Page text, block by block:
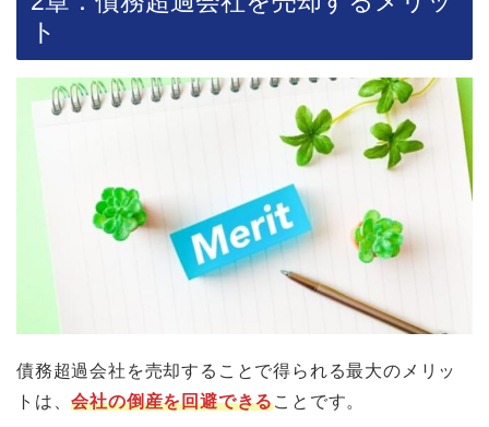
ト
債務超過会社を売却することで得られる最大のメリッ
トは、会社の倒産を回避できることです。